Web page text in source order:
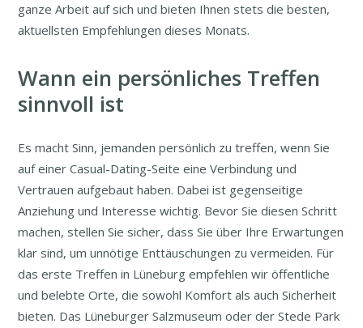
ganze Arbeit auf sich und bieten Ihnen stets die besten,
aktuellsten Empfehlungen dieses Monats.
Wann ein persönliches Treffen
sinnvoll ist
Es macht Sinn, jemanden persönlich zu treffen, wenn Sie
auf einer Casual-Dating-Seite eine Verbindung und
Vertrauen aufgebaut haben. Dabei ist gegenseitige
Anziehung und Interesse wichtig. Bevor Sie diesen Schritt
machen, stellen Sie sicher, dass Sie über Ihre Erwartungen
klar sind, um unnötige Enttäuschungen zu vermeiden. Für
das erste Treffen in Lüneburg empfehlen wir öffentliche
und belebte Orte, die sowohl Komfort als auch Sicherheit
bieten. Das Lüneburger Salzmuseum oder der Stede Park